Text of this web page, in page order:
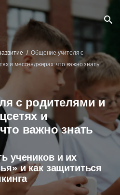
Общение учителя с
и мессенджерах: что важно знать
с родителями и
и
важно знать
учеников и их
и как защититься